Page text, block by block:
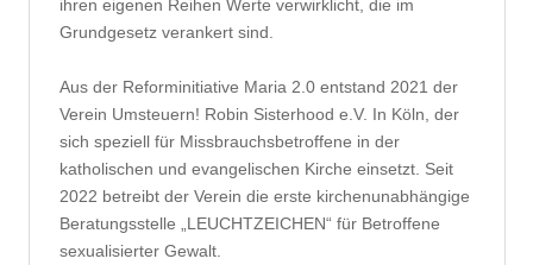
ihren eigenen Reihen Werte verwirklicht, die im
Grundgesetz verankert sind.
Aus der Reforminitiative Maria 2.0 entstand 2021 der
Verein Umsteuern! Robin Sisterhood e.V. In Köln, der
sich speziell für Missbrauchsbetroffene in der
katholischen und evangelischen Kirche einsetzt. Seit
2022 betreibt der Verein die erste kirchenunabhängige
Beratungsstelle „LEUCHTZEICHEN“ für Betroffene
sexualisierter Gewalt.